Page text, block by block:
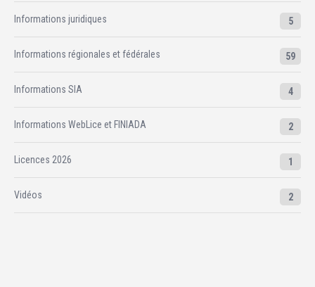
Informations juridiques 5
Informations régionales et fédérales 59
Informations SIA 4
Informations WebLice et FINIADA 2
Licences 2026 1
Vidéos 2